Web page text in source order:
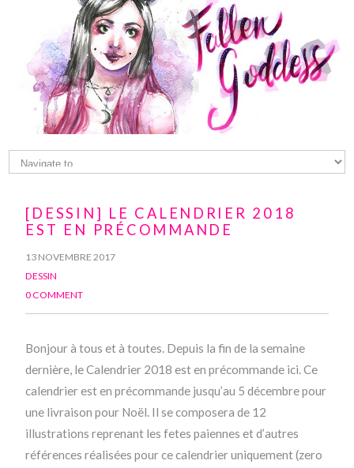
[DESSIN] LE CALENDRIER 2018
EST EN PRÉCOMMANDE
13 NOVEMBRE 2017
DESSIN
0 COMMENT
Bonjour à tous et à toutes. Depuis la fin de la semaine
dernière, le Calendrier 2018 est en précommande ici. Ce
calendrier est en précommande jusqu’au 5 décembre pour
une livraison pour Noël. Il se composera de 12
illustrations reprenant les fetes paiennes et d’autres
références réalisées pour ce calendrier uniquement (zero